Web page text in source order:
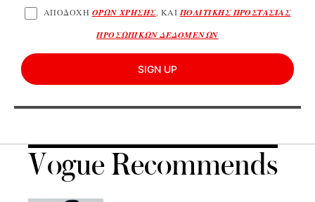
ΑΠΟΔΟΧΗ ΟΡΩΝ ΧΡΗΣΗΣ, ΚΑΙ ΠΟΛΙΤΙΚΗΣ ΠΡΟΣΤΑΣΙΑΣ
ΠΡΟΣΩΠΙΚΩΝ ΔΕΔΟΜΕΝΩΝ
SIGN UP
Vogue Recommends